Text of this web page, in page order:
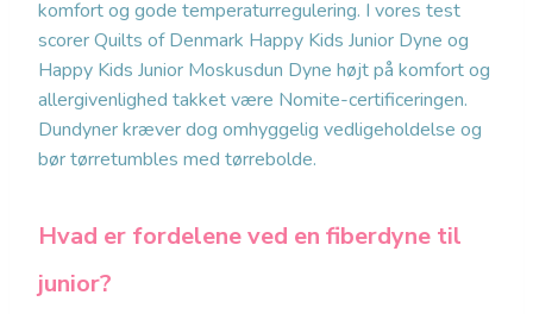
komfort og gode temperaturregulering. I vores test
scorer Quilts of Denmark Happy Kids Junior Dyne og
Happy Kids Junior Moskusdun Dyne højt på komfort og
allergivenlighed takket være Nomite-certificeringen.
Dundyner kræver dog omhyggelig vedligeholdelse og
bør tørretumbles med tørrebolde.
Hvad er fordelene ved en fiberdyne til
junior?